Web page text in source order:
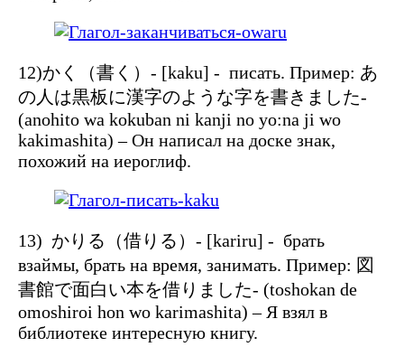
12)かく（書く）- [kaku] - писать. Пример: あ
の人は黒板に漢字のような字を書きました-
(anohito wa kokuban ni kanji no yo:na ji wo
kakimashita) – Он написал на доске знак,
похожий на иероглиф.
13) かりる（借りる）- [kariru] - брать
взаймы, брать на время, занимать. Пример: 図
書館で面白い本を借りました- (toshokan de
omoshiroi hon wo karimashita) – Я взял в
библиотеке интересную книгу.